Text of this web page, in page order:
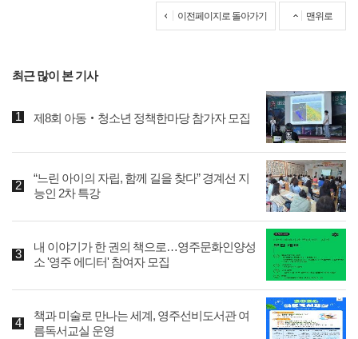
이전페이지로 돌아가기 맨위로
최근 많이 본 기사
제8회 아동‧청소년 정책한마당 참가자 모집
“느린 아이의 자립, 함께 길을 찾다” 경계선 지
능인 2차 특강
내 이야기가 한 권의 책으로…영주문화인양성
소 '영주 에디터' 참여자 모집
책과 미술로 만나는 세계, 영주선비도서관 여
름독서교실 운영